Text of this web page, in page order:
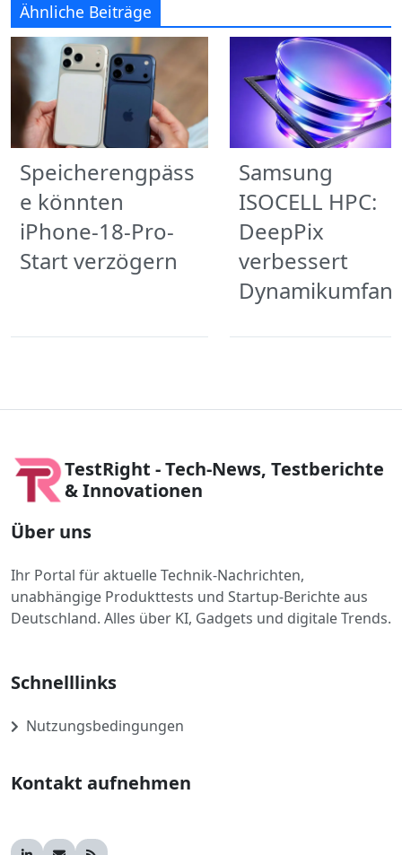
Ähnliche Beiträge
Speicherengpäss
e könnten
iPhone-18-Pro-
Start verzögern
Samsung
ISOCELL HPC:
DeepPix
verbessert
TestRight - Tech-News, Testberichte
& Innovationen
Über uns
Ihr Portal für aktuelle Technik-Nachrichten,
unabhängige Produkttests und Startup-Berichte aus
Deutschland. Alles über KI, Gadgets und digitale Trends.
Schnelllinks
Nutzungsbedingungen
Kontakt aufnehmen